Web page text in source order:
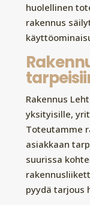
huolellinen
rakennus
Rakennus
yksityisille,
Toteutamme
asiakkaan
suurissa
pyydä tarjous